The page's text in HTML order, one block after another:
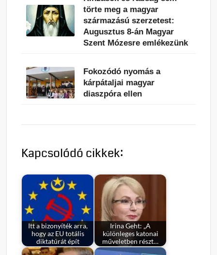
törte meg a magyar
származású szerzetest:
Augusztus 8-án Magyar
Szent Mózesre emlékezünk
Fokozódó nyomás a
kárpátaljai magyar
diaszpóra ellen
Kapcsolódó cikkek:
Itt a bizonyíték arra,
hogy az EU totális
diktatúrát épít
Irina Geht: „A
különleges katonai
műveletben részt…